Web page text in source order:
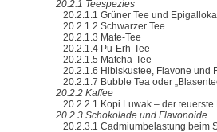
20.2.1 Teespezies
20.2.1.1 Grüner Tee und
20.2.1.2 Schwarzer Tee
20.2.1.3 Mate-Tee
20.2.1.4 Pu-Erh-Tee
20.2.1.5 Matcha-Tee
20.2.1.6 Hibiskustee, Flavone und
20.2.1.7 Bubble Tea oder
20.2.2 Kaffee
20.2.2.1 Kopi Luwak – der teuerste
20.2.3 Schokolade und Flavonoide
20.2.3.1 Cadmiumbelastung beim